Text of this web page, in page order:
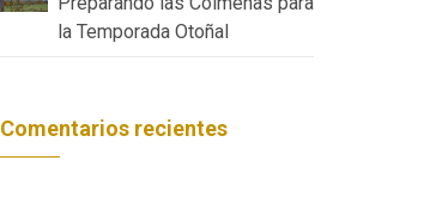
la Temporada Otoñal
Comentarios recientes